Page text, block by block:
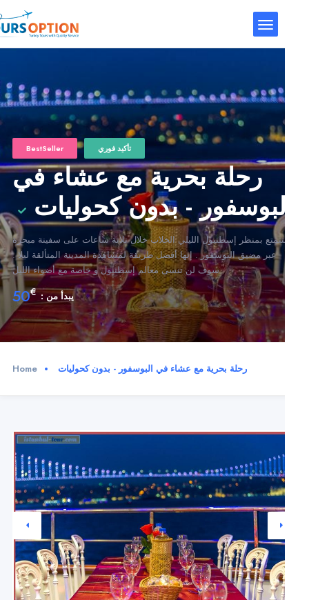
BestSeller تأكيد فوري
رحلة بحرية مع عشاء في
- بدون كحوليات
بمنظر إسطنبول الليلي الخلاب خلال تلاتة ساعات على سفينة مبحرة
عبر مضيق البوسفور . إنها أفضل طريقة لمشاهدة المدينة المتألقة ليلا .
سوف لن تنسى معالم إسطنبول و خاصة مع أضواء الليل
يبدأ من : €
50
Home رحلة بحرية مع عشاء في البوسفور - بدون كحوليات